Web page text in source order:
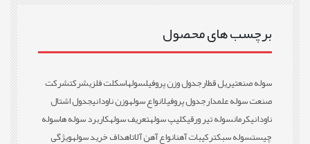
برچسب های محصول
سوله صنعتیریل قطارجدول وزن پروفیلسولهاسکلت فلزیشرکتشرکت
صنعت سوله علمدارجدول پروفیلانواع سولهوزن ناودانیجدول اشتال
ناودانیکرمانسوله تیر ورقیکلیپ سولهتعریف سولهکاربرد سوله هاسوله
چیستسوله سبکترکیبات آهنانواع آهن آلاتاهداف خرید سولهویژگی